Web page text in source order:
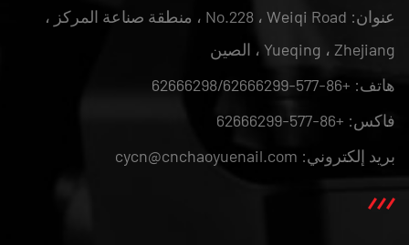
عنوان: No.228 ، Weiqi Road ، منطقة صناعة المركز ،
Yueqing ، Zhejiang ، الصين
هاتف: +86-577-62666298/62666299
فاكس: +86-577-62666299
بريد إلكتروني: cycn@cnchaoyuenail.com